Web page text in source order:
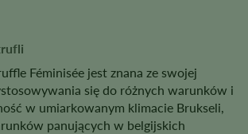
Féminisée jest znana ze swojej
się do różnych warunków i
w umiarkowanym klimacie Brukseli,
panujących w belgijskich